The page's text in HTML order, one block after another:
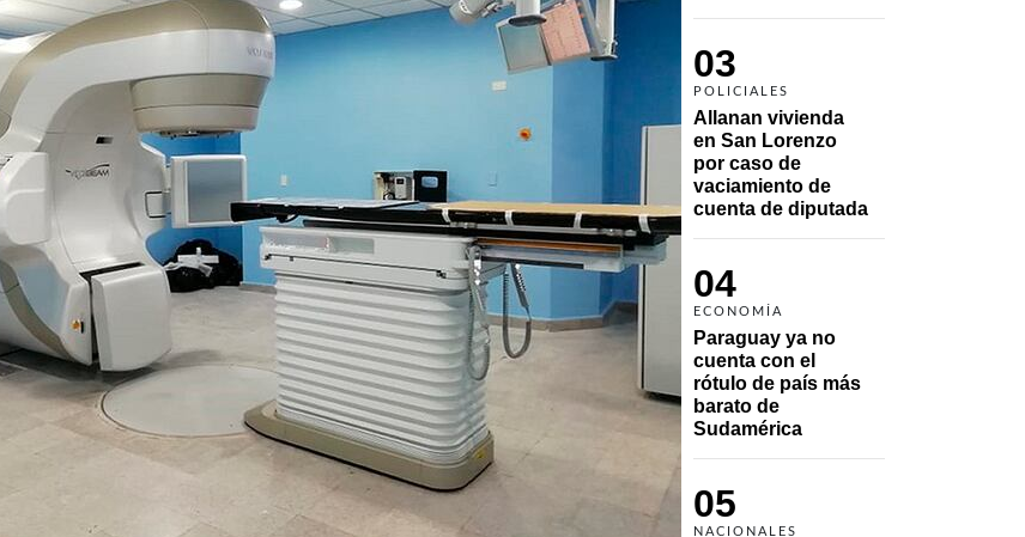
03
POLICIALES
Allanan vivienda
en San Lorenzo
por caso de
vaciamiento de
cuenta de diputada
04
ECONOMÍA
Paraguay ya no
cuenta con el
rótulo de país más
barato de
Sudamérica
05
NACIONALES